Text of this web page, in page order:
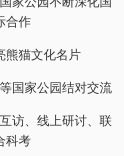
合作
熊猫文化名片
国家公园结对交流
访、线上研讨、联
科考